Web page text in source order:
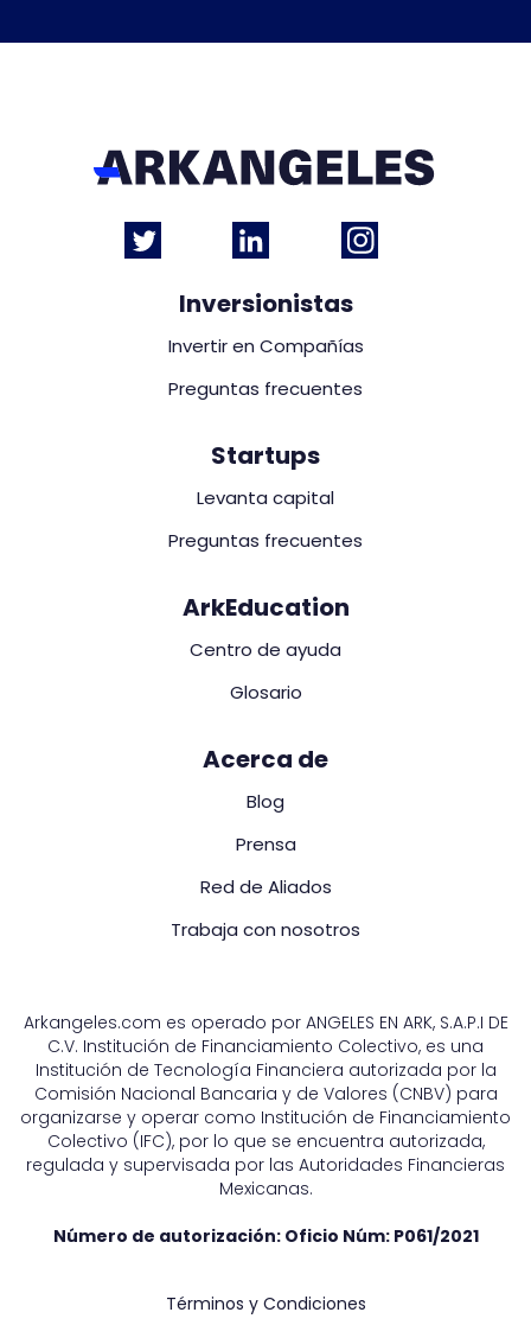
Inversionistas
Invertir en Compañías
Preguntas frecuentes
Startups
Levanta capital
Preguntas frecuentes
ArkEducation
Centro de ayuda
Glosario
Acerca de
Blog
Prensa
Red de Aliados
Trabaja con nosotros
Arkangeles.com es operado por ANGELES EN ARK, S.A.P.I DE
C.V. Institución de Financiamiento Colectivo, es una
Institución de Tecnología Financiera autorizada por la
Comisión Nacional Bancaria y de Valores (CNBV) para
organizarse y operar como Institución de Financiamiento
Colectivo (IFC), por lo que se encuentra autorizada,
regulada y supervisada por las Autoridades Financieras
Mexicanas.
Número de autorización: Oficio Núm: P061/2021
Términos y Condiciones